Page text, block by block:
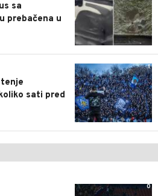
sa
prebačena u
1
sati pred
0